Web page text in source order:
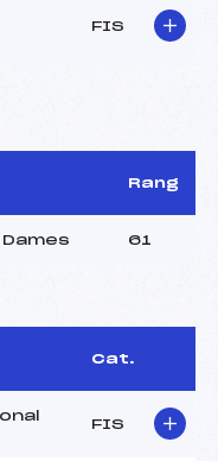
FIS
Rang
Dames 61
Cat.
FIS